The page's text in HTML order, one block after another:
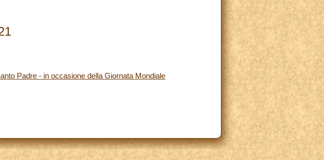
Padre - in occasione della Giornata Mondiale